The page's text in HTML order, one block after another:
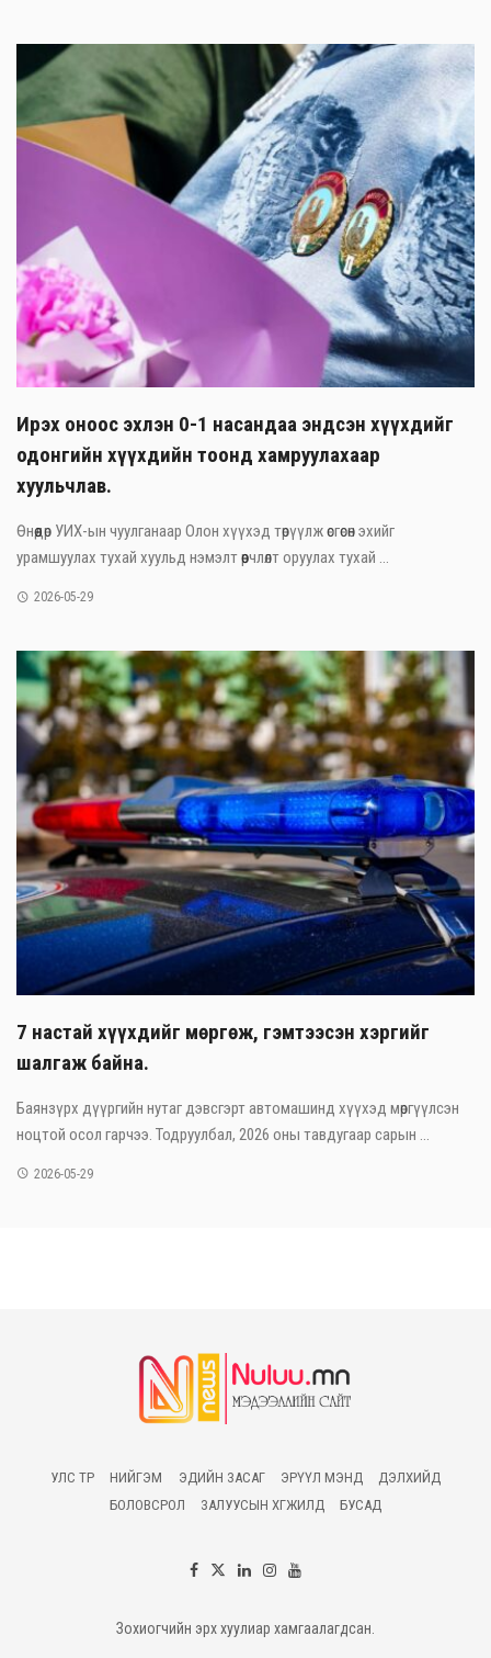
Ирэх оноос эхлэн 0-1 насандаа эндсэн хүүхдийг
одонгийн хүүхдийн тоонд хамруулахаар
хуульчлав.
Өнөөдөр УИХ-ын чуулганаар Олон хүүхэд төрүүлж өсгөсөн эхийг
урамшуулах тухай хуульд нэмэлт өөрчлөлт оруулах тухай ...
2026-05-29
7 настай хүүхдийг мөргөж, гэмтээсэн хэргийг
шалгаж байна.
Баянзүрх дүүргийн нутаг дэвсгэрт автомашинд хүүхэд мөргүүлсэн
ноцтой осол гарчээ. Тодруулбал, 2026 оны тавдугаар сарын ...
2026-05-29
УЛС ТӨР НИЙГЭМ ЭДИЙН ЗАСАГ ЭРҮҮЛ МЭНД
ДЭЛХИЙД
БОЛОВСРОЛ
ЗАЛУУСЫН ХӨГЖИЛД БУСАД
Зохиогчийн эрх хуулиар хамгаалагдсан.